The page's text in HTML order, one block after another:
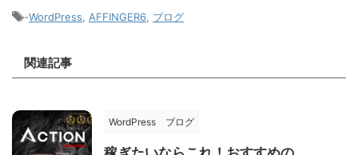
-WordPress AFFINGER6 ブログ
関連記事
WordPress ブログ